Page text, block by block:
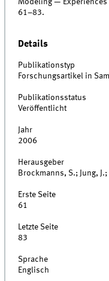
Modeling — Experiences
61–83.
Details
Publikationstyp
Forschungsartikel in
Publikationsstatus
Veröffentlicht
Jahr
2006
Herausgeber
Brockmanns, S.; Jung, J.;
Erste Seite
61
Letzte Seite
83
Sprache
Englisch